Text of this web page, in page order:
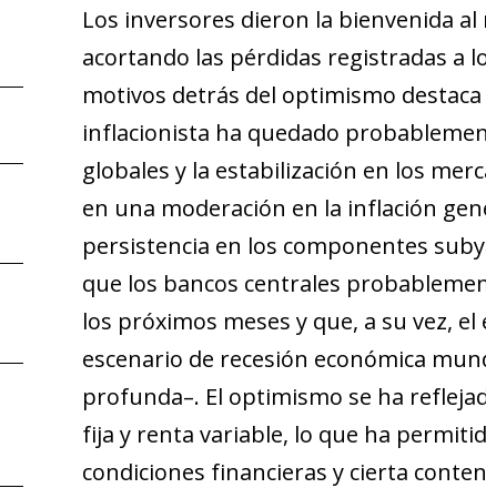
Los inversores dieron la bienvenida
acortando las pérdidas registradas a
motivos detrás del optimismo
inflacionista ha quedado
globales y la estabilización en los
en una moderación en la inflación
persistencia en los componentes
que los bancos centrales
los próximos meses y que, a su vez,
escenario de recesión económica
profunda–. El optimismo se ha
fija y renta variable, lo que ha
condiciones financieras y cierta